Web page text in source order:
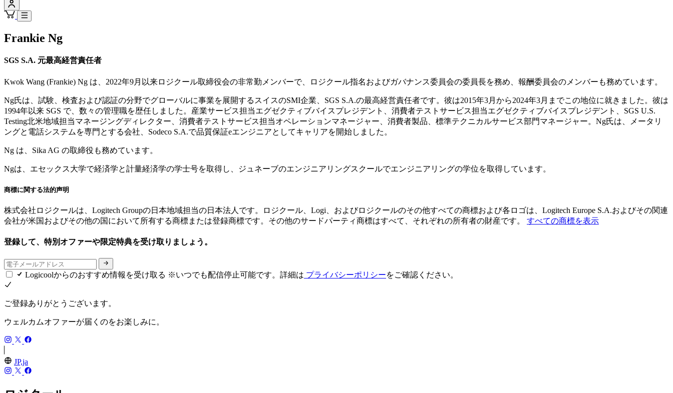
Frankie Ng
SGS S.A. 元最高経営責任者
Kwok Wang (Frankie) Ng は、2022年9月以来ロジクール取締役会の非常勤メンバーで、ロジクール指名およびガバナンス委員会の委員長を務め、報酬委員会のメンバーも務めています。
Ng氏は、試験、検査および認証の分野でグローバルに事業を展開するスイスのSMI企業、SGS S.A.の最高経営責任者です。彼は2015年3月から2024年3月までこの地位に就きました。彼は
1994年以来 SGS で、数々の管理職を歴任しました。産業サービス担当エグゼクティブバイスプレジデント、消費者テストサービス担当エグゼクティブバイスプレジデント、SGS U.S.
Testing北米地域担当マネージングディレクター、消費者テストサービス担当オペレーションマネージャー、消費者製品、標準テクニカルサービス部門マネージャー。Ng氏は、メータリ
ングと電話システムを専門とする会社、Sodeco S.A.で品質保証eエンジニアとしてキャリアを開始しました。
Ng は、Sika AG の取締役も務めています。
Ngは、エセックス大学で経済学と計量経済学の学士号を取得し、ジュネーブのエンジニアリングスクールでエンジニアリングの学位を取得しています。
商標に関する法的声明
株式会社ロジクールは、Logitech Groupの日本地域担当の日本法人です。ロジクール、Logi、およびロジクールのその他すべての商標および各ロゴは、Logitech Europe S.A.およびその関連
会社が米国およびその他の国において所有する商標または登録商標です。その他のサードパーティ商標はすべて、それぞれの所有者の財産です。 すべての商標を表示
登録して、特別オファーや限定特典を受け取りましょう。
Logicoolからのおすすめ情報を受け取る ※いつでも配信停止可能です。詳細は プライバシーポリシーをご確認ください。
ご登録ありがとうございます。
ウェルカムオファーが届くのをお楽しみに。
JP,ja